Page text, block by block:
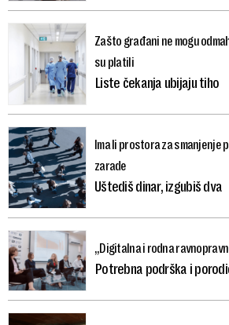
Zašto građani ne mogu
su platili
Liste čekanja ubijaju tiho
Ima li prostora za smanjenje
zarade
Uštediš dinar, izgubiš dva
„Digitalna i rodna
Potrebna podrška i